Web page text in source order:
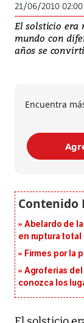
21/06/2010 02:00
El solsticio era
mundo con
años se
Encuentra
Abelardo de
en ruptura total
Firmes por la
Agroferias del
conozca los